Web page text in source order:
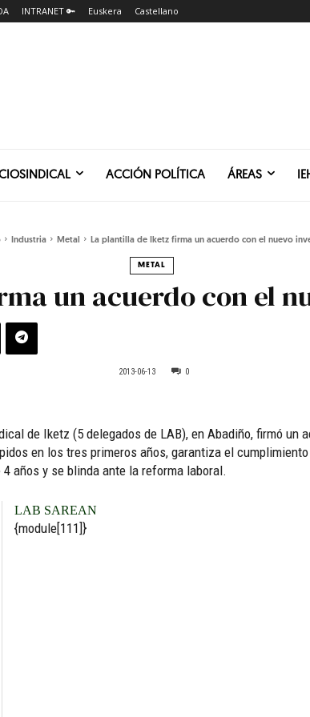
INTRANET 🔑 Euskera Castellano
ACCIÓN POLÍTICA ÁREAS
Industria Metal La plantilla de Iketz firma un acuerdo con el nuevo
METAL
un acuerdo con el
2013-06-13 0
de Iketz (5 delegados de LAB), en Abadiño, firmó un
en los tres primeros años, garantiza el
años y se blinda ante la reforma laboral.
LAB SAREAN
{module[111]}